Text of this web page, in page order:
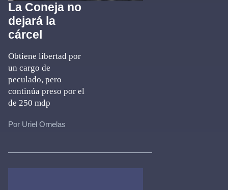
La Coneja no
dejará la
cárcel
Obtiene libertad por
un cargo de
peculado, pero
continúa preso por el
de 250 mdp
Por Uriel Ornelas